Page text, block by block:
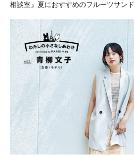
相談室』夏におすすめのフルーツサンド